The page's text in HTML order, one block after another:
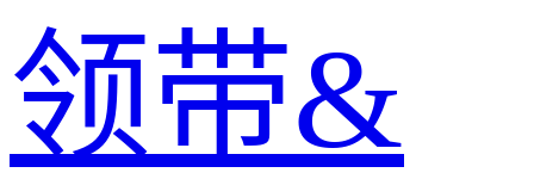
领带&